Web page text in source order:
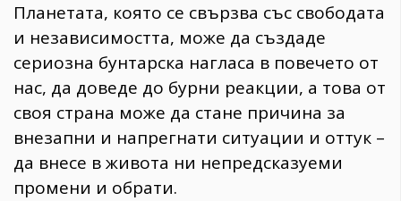
Планетата, която се свързва със свободата
и независимостта, може да създаде
сериозна бунтарска нагласа в повечето от
нас, да доведе до бурни реакции, а това от
своя страна може да стане причина за
внезапни и напрегнати ситуации и оттук –
да внесе в живота ни непредсказуеми
промени и обрати.